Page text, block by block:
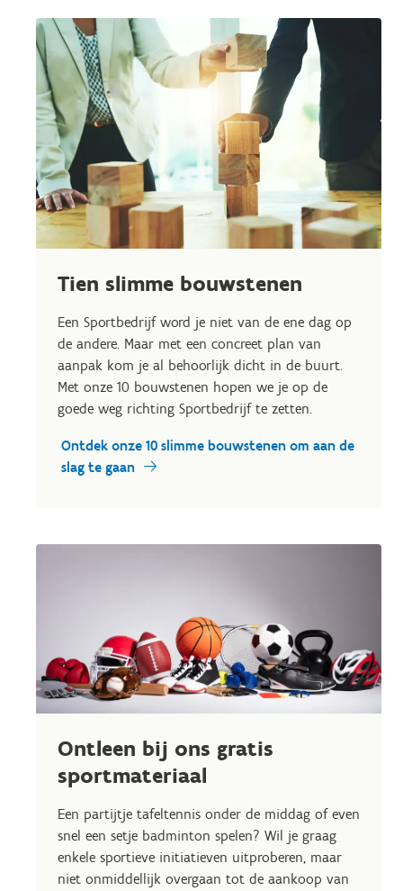
Tien slimme bouwstenen
Een Sportbedrijf word je niet van de ene dag op
de andere. Maar met een concreet plan van
aanpak kom je al behoorlijk dicht in de buurt.
Met onze 10 bouwstenen hopen we je op de
goede weg richting Sportbedrijf te zetten.
Ontdek onze 10 slimme bouwstenen om aan de
slag te gaan
Ontleen bij ons gratis
sportmateriaal
Een partijtje tafeltennis onder de middag of even
snel een setje badminton spelen? Wil je graag
enkele sportieve initiatieven uitproberen, maar
niet onmiddellijk overgaan tot de aankoop van